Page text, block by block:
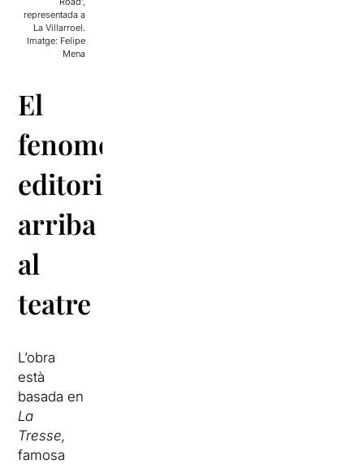
representada a
La Villarroel.
Imatge: Felipe
Mena
El
fenomen
editorial
arriba
al
teatre
L’obra
està
basada en
La
Tresse,
famosa